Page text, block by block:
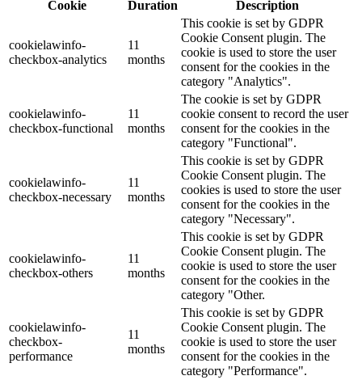
Cookie
Duration Description
cookielawinfo-
checkbox-analytics
11
months
This cookie is set by GDPR
Cookie Consent plugin. The
cookie is used to store the user
consent for the cookies in the
category "Analytics".
cookielawinfo-
checkbox-functional
11
months
The cookie is set by GDPR
cookie consent to record the user
consent for the cookies in the
category "Functional".
cookielawinfo-
checkbox-necessary
11
months
This cookie is set by GDPR
Cookie Consent plugin. The
cookies is used to store the user
consent for the cookies in the
category "Necessary".
cookielawinfo-
checkbox-others
11
months
This cookie is set by GDPR
Cookie Consent plugin. The
cookie is used to store the user
consent for the cookies in the
category "Other.
cookielawinfo-
checkbox-
performance
11
months
This cookie is set by GDPR
Cookie Consent plugin. The
cookie is used to store the user
consent for the cookies in the
category "Performance".